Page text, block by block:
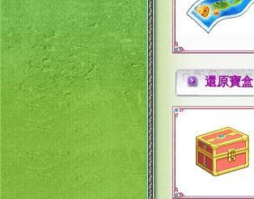
還原寶盒